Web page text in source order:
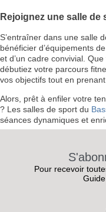
Rejoignez une salle de
S’entraîner dans une salle
bénéficier d’équipements
et d’un cadre convivial.
débutiez votre parcours
vos objectifs tout en
Alors, prêt à enfiler votre
? Les salles de sport du
séances dynamiques et
Pour recevoir